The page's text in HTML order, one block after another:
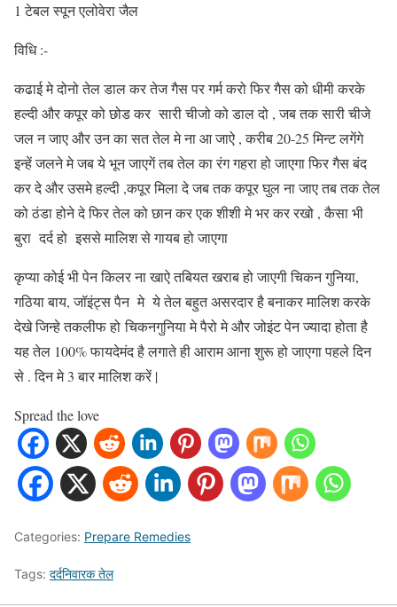
1 टेबल स्पून एलोवेरा जैल
विधि :-
कढाई मे दोनो तेल डाल कर तेज गैस पर गर्म करो फिर गैस को धीमी करके
हल्दी और कपूर को छोड कर सारी चीजो को डाल दो , जब तक सारी चीजे
जल न जाए और उन का सत तेल मे ना आ जाऐ , करीब 20-25 मिन्ट लगेंगे
इन्हें जलने मे जब ये भून जाएगें तब तेल का रंग गहरा हो जाएगा फिर गैस बंद
कर दे और उसमे हल्दी ,कपूर मिला दे जब तक कपूर घुल ना जाए तब तक तेल
को ठंडा होने दे फिर तेल को छान कर एक शीशी मे भर कर रखो , कैसा भी
बुरा दर्द हो इससे मालिश से गायब हो जाएगा
कृप्या कोई भी पेन किलर ना खाऐ तबियत खराब हो जाएगी चिकन गुनिया,
गठिया बाय, जॉइंट्स पैन मे ये तेल बहुत असरदार है बनाकर मालिश करके
देखे जिन्हे तकलीफ हो चिकनगुनिया मे पैरो मे और जोइंट पेन ज्यादा होता है
यह तेल 100% फायदेमंद है लगाते ही आराम आना शुरू हो जाएगा पहले दिन
से . दिन मे 3 बार मालिश करें |
Spread the love
Categories: Prepare Remedies
Tags: दर्दनिवारक तेल